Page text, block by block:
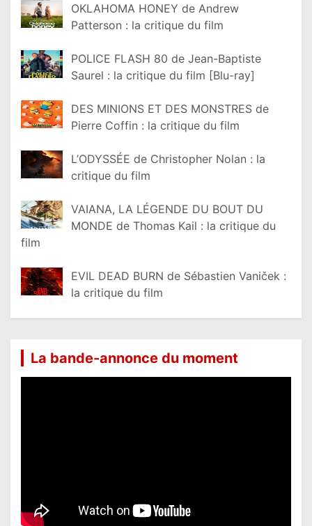
OKLAHOMA HONEY de Andrew
Patterson : la critique du film
POLICE FLASH 80 de Jean-Baptiste
Saurel : la critique du film [Blu-ray]
DES MINIONS ET DES MONSTRES de
Pierre Coffin : la critique du film
L’ODYSSÉE de Christopher Nolan : la
critique du film
VAIANA, LA LÉGENDE DU BOUT DU
MONDE de Thomas Kail : la critique du
film
EVIL DEAD BURN de Sébastien Vaniček :
la critique du film
La bande-annonce du moment